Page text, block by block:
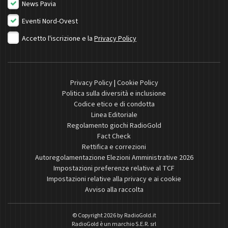
News Pavia
Eventi Nord-Ovest
Accetto l'iscrizione e la Privacy Policy
Privacy Policy| Cookie Policy
Politica sulla diversità e inclusione
Codice etico e di condotta
Linea Editoriale
Regolamento giochi RadioGold
Fact Check
Rettifica e correzioni
Autoregolamentazione Elezioni Amministrative 2026
Impostazioni preferenze relative al TCF
Impostazioni relative alla privacy e ai cookie
Avviso alla raccolta
© Copyright 2026 byRadioGold.it
RadioGold è un marchio S.E.R. srl